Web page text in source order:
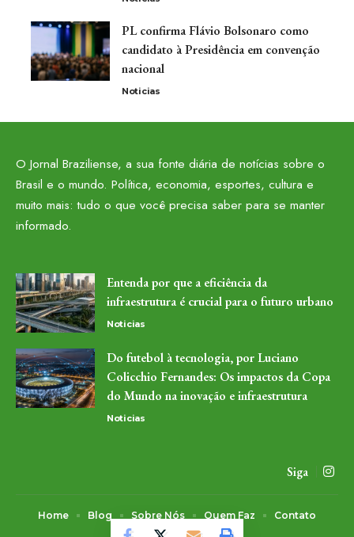
PL confirma Flávio Bolsonaro como
candidato à Presidência em convenção
nacional
Noticias
O Jornal Braziliense, a sua fonte diária de notícias sobre o
Brasil e o mundo. Política, economia, esportes, cultura e
muito mais: tudo o que você precisa saber para se manter
informado.
Entenda por que a eficiência da
infraestrutura é crucial para o futuro urbano
Noticias
Do futebol à tecnologia, por Luciano
Colicchio Fernandes: Os impactos da Copa
do Mundo na inovação e infraestrutura
Noticias
Siga
Home Blog Sobre Nós Quem Faz Contato